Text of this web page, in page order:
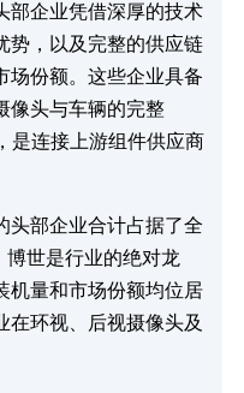
部企业凭借深厚的技术
势，以及完整的供应链
场份额。这些企业具备
像头与车辆的完整
是连接上游组件供应商
头部企业合计占据了全
博世是行业的绝对龙
机量和市场份额均位居
在环视、后视摄像头及